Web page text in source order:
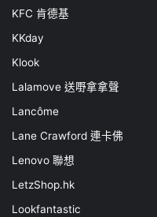
KFC 肯德基
KKday
Klook
Lalamove 送嘢拿拿聲
Lancôme
Lane Crawford 連卡佛
Lenovo 聯想
LetzShop.hk
Lookfantastic